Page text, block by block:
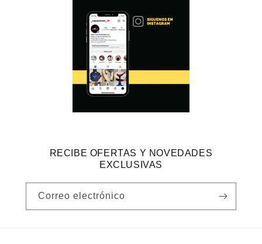
RECIBE OFERTAS Y NOVEDADES
EXCLUSIVAS
Correo electrónico